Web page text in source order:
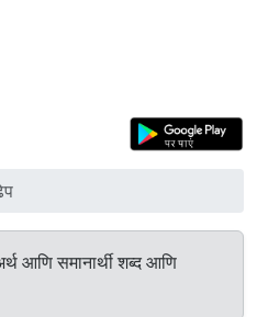
आणि समानार्थी शब्द आणि